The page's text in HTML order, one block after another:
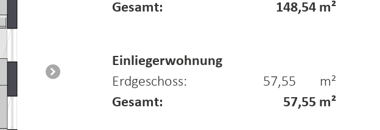
Gesamt:
148,54 m²
Einliegerwohnung
Erdgeschoss: 57,55
m²
Gesamt:
57,55 m²